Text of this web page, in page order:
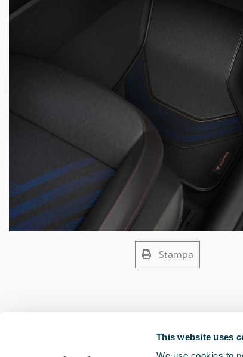
This website uses
Stampa